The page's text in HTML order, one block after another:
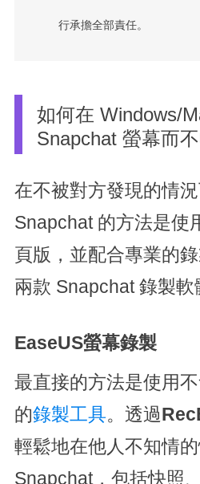
行承擔全部責任。
如何在 Windows/
Snapchat 螢幕而
在不被對方發現的情
Snapchat 的方法是使
頁版，並配合專業的
兩款 Snapchat 錄製軟
EaseUS螢幕錄製
最直接的方法是使用
的錄製工具。透過
輕鬆地在他人不知情
Snapchat，包括快照